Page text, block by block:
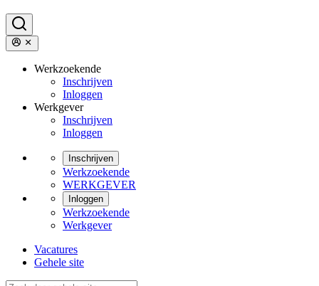
Werkzoekende
Inschrijven
Inloggen
Werkgever
Inschrijven
Inloggen
Inschrijven
Werkzoekende
WERKGEVER
Inloggen
Werkzoekende
Werkgever
Vacatures
Gehele site